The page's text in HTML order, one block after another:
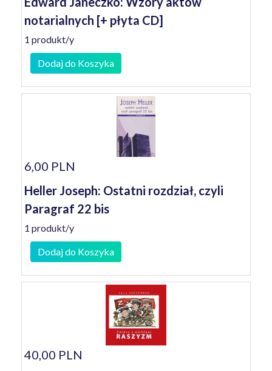
notarialnych [+ płyta CD]
1 produkt/y
Dodaj do Koszyka
6,00 PLN
Heller Joseph: Ostatni rozdział, czyli
Paragraf 22 bis
1 produkt/y
Dodaj do Koszyka
40,00 PLN